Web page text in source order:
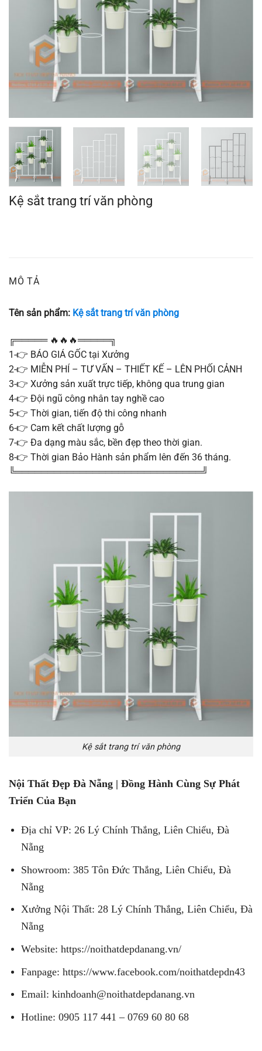
Kệ sắt trang trí văn phòng
MÔ TẢ
Tên sản phẩm: Kệ sắt trang trí văn phòng
╔═════ 🔥🔥🔥═════╗
1-👉 BÁO GIÁ GỐC tại Xưởng
2-👉 MIỄN PHÍ – TƯ VẤN – THIẾT KẾ – LÊN PHỐI CẢNH
3-👉 Xưởng sản xuất trực tiếp, không qua trung gian
4-👉 Đội ngũ công nhân tay nghề cao
5-👉 Thời gian, tiến độ thi công nhanh
6-👉 Cam kết chất lượng gỗ
7-👉 Đa dạng màu sắc, bền đẹp theo thời gian.
8-👉 Thời gian Bảo Hành sản phẩm lên đến 36 tháng.
╚═════════════════════════════╝
Kệ sắt trang trí văn phòng
Nội Thất Đẹp Đà Nẵng | Đồng Hành Cùng Sự Phát
Triển Của Bạn
Địa chỉ VP: 26 Lý Chính Thắng, Liên Chiểu, Đà
Nẵng
Showroom: 385 Tôn Đức Thắng, Liên Chiểu, Đà
Nẵng
Xưởng Nội Thất: 28 Lý Chính Thắng, Liên Chiểu, Đà
Nẵng
Website: https://noithatdepdanang.vn/
Fanpage: https://www.facebook.com/noithatdepdn43
Email: kinhdoanh@noithatdepdanang.vn
Hotline: 0905 117 441 – 0769 60 80 68